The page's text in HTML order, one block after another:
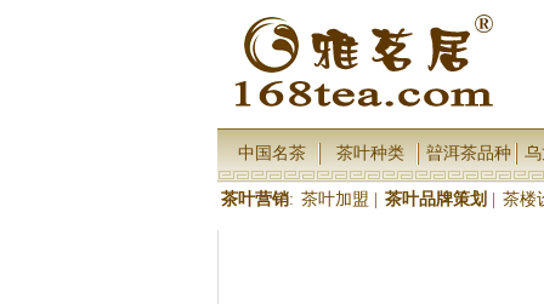
中国名茶 茶叶种类 暜洱茶品种
茶叶营销: 茶叶加盟 茶叶品牌策划 茶楼